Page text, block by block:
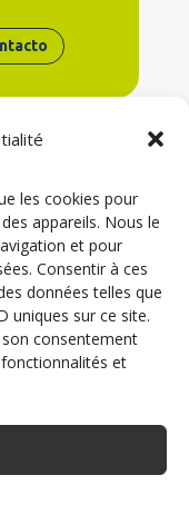
les cookies pour
appareils. Nous le
et pour
Consentir à ces
données telles que
uniques sur ce site.
consentement
et
y